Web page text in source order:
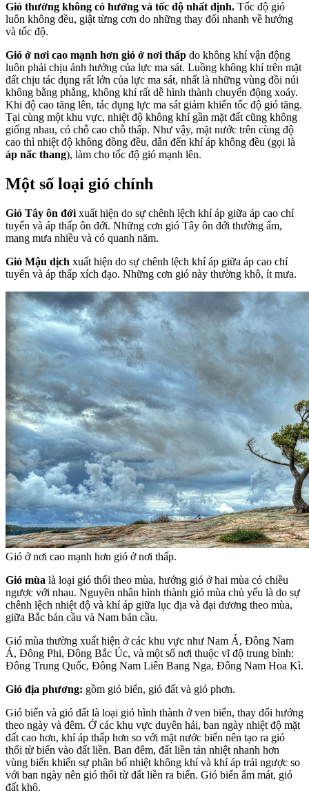
Gió thường không có hướng và tốc độ nhất định. Tốc độ gió
luôn không đều, giật từng cơn do những thay đổi nhanh về hướng
và tốc độ.
Gió ở nơi cao mạnh hơn gió ở nơi thấp do không khí vận động
luôn phải chịu ảnh hưởng của lực ma sát. Luồng không khí trên mặt
đất chịu tác dụng rất lớn của lực ma sát, nhất là những vùng đồi núi
không bằng phẳng, không khí rất dễ hình thành chuyển động xoáy.
Khi độ cao tăng lên, tác dụng lực ma sát giảm khiến tốc độ gió tăng.
Tại cùng một khu vực, nhiệt độ không khí gần mặt đất cũng không
giống nhau, có chỗ cao chỗ thấp. Như vậy, mặt nước trên cùng độ
cao thì nhiệt độ không đồng đều, dẫn đến khí áp không đều (gọi là
áp nấc thang), làm cho tốc độ gió mạnh lên.
Một số loại gió chính
Gió Tây ôn đới xuất hiện do sự chênh lệch khí áp giữa áp cao chí
tuyến và áp thấp ôn đới. Những cơn gió Tây ôn đới thường ẩm,
mang mưa nhiều và có quanh năm.
Gió Mậu dịch xuất hiện do sự chênh lệch khí áp giữa áp cao chí
tuyến và áp thấp xích đạo. Những cơn gió này thường khô, ít mưa.
Gió ở nơi cao mạnh hơn gió ở nơi thấp.
Gió mùa là loại gió thổi theo mùa, hướng gió ở hai mùa có chiều
ngược với nhau. Nguyên nhân hình thành gió mùa chủ yếu là do sự
chênh lệch nhiệt độ và khí áp giữa lục địa và đại dương theo mùa,
giữa Bắc bán cầu và Nam bán cầu.
Gió mùa thường xuất hiện ở các khu vực như Nam Á, Đông Nam
Á, Đông Phi, Đông Bắc Úc, và một số nơi thuộc vĩ độ trung bình:
Đông Trung Quốc, Đông Nam Liên Bang Nga, Đông Nam Hoa Kì.
Gió địa phương: gồm gió biển, gió đất và gió phơn.
Gió biển và gió đất là loại gió hình thành ở ven biển, thay đổi hướng
theo ngày và đêm. Ở các khu vực duyên hải, ban ngày nhiệt độ mặt
đất cao hơn, khí áp thấp hơn so với mặt nước biển nên tạo ra gió
thổi từ biển vào đất liền. Ban đêm, đất liền tản nhiệt nhanh hơn
vùng biển khiến sự phân bố nhiệt không khí và khí áp trái ngược so
với ban ngày nên gió thổi từ đất liền ra biển. Gió biển ẩm mát, gió
đất khô.